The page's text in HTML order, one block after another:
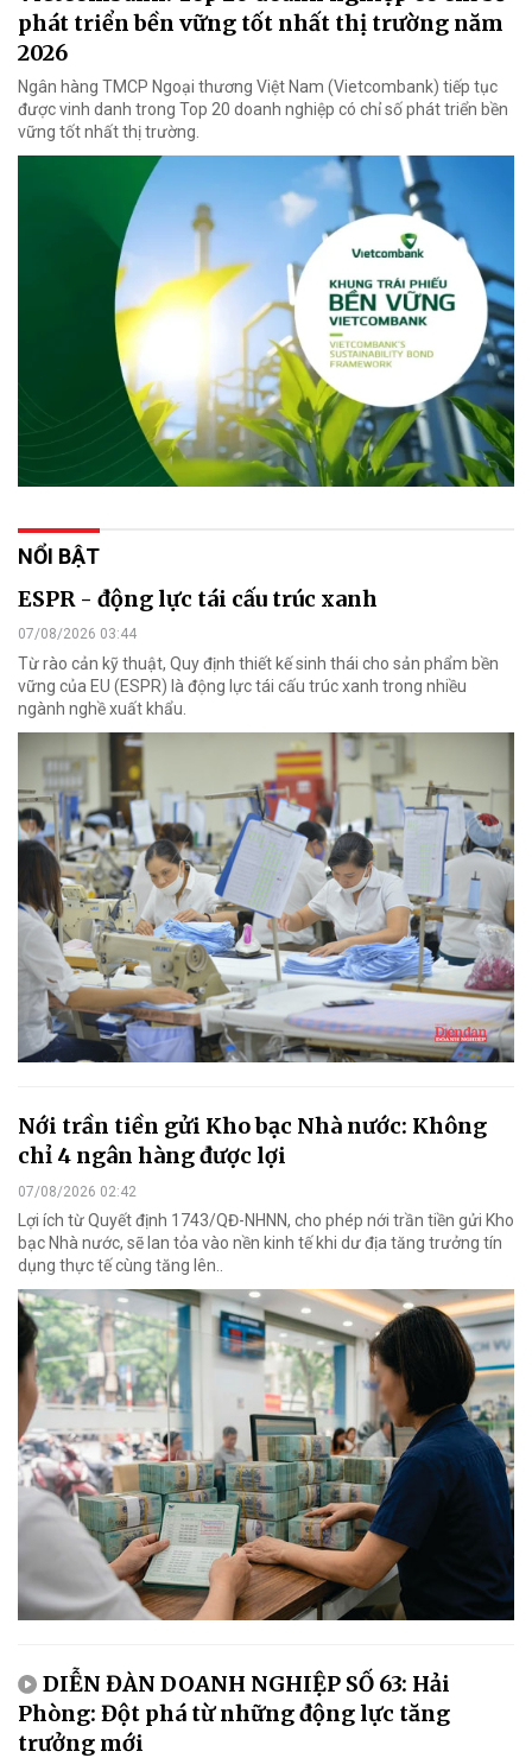
phát triển bền vững tốt nhất thị trường năm
2026
Ngân hàng TMCP Ngoại thương Việt Nam (Vietcombank) tiếp tục
được vinh danh trong Top 20 doanh nghiệp có chỉ số phát triển bền
vững tốt nhất thị trường.
NỔI BẬT
ESPR - động lực tái cấu trúc xanh
07/08/2026 03:44
Từ rào cản kỹ thuật, Quy định thiết kế sinh thái cho sản phẩm bền
vững của EU (ESPR) là động lực tái cấu trúc xanh trong nhiều
ngành nghề xuất khẩu.
Nới trần tiền gửi Kho bạc Nhà nước: Không
chỉ 4 ngân hàng được lợi
07/08/2026 02:42
Lợi ích từ Quyết định 1743/QĐ-NHNN, cho phép nới trần tiền gửi Kho
bạc Nhà nước, sẽ lan tỏa vào nền kinh tế khi dư địa tăng trưởng tín
dụng thực tế cùng tăng lên..
DIỄN ĐÀN DOANH NGHIỆP SỐ 63: Hải
Phòng: Đột phá từ những động lực tăng
trưởng mới